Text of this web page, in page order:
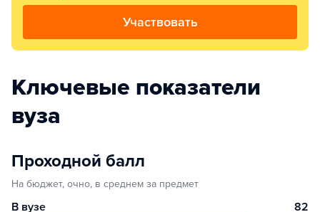
Участвовать
Ключевые показатели
вуза
Проходной балл
На бюджет, очно, в среднем за предмет
В вузе 82